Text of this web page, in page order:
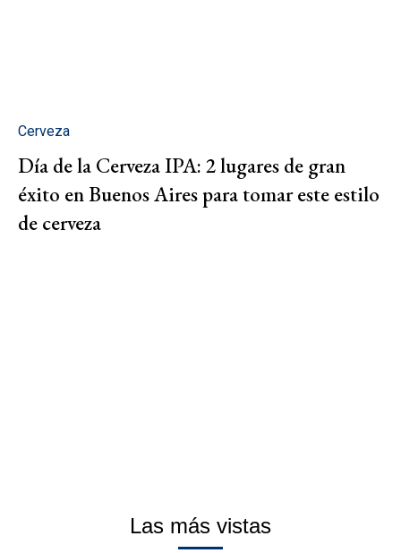
Cerveza
Día de la Cerveza IPA: 2 lugares de gran
éxito en Buenos Aires para tomar este estilo
de cerveza
Las más vistas